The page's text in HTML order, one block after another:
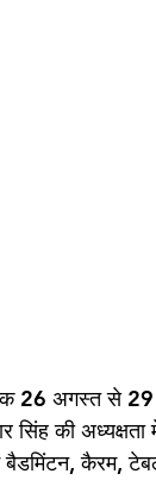
26 अगस्त से
सिंह की
बैडमिंटन, कैरम,